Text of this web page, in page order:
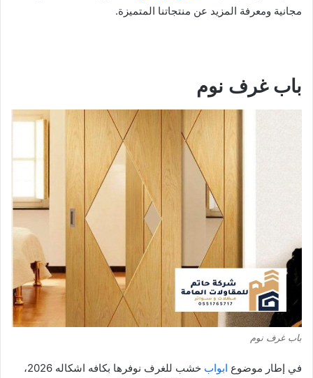
مجانية ومعرفة المزيد عن منتجاتنا المتميزة.
باب غرف نوم
باب غرف نوم
في إطار موضوع ابواب
خشب للغرف نوفرها بكافه اشكاله 2026،